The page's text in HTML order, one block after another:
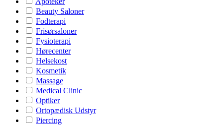
Beauty Saloner
Fodterapi
Frisørsaloner
Fysioterapi
Hørecenter
Helsekost
Kosmetik
Massage
Medical Clinic
Optiker
Ortopædisk Udstyr
Piercing